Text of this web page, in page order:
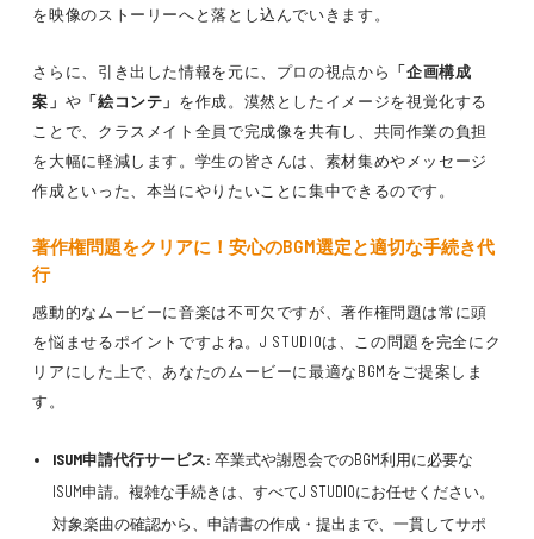
を映像のストーリーへと落とし込んでいきます。
さらに、引き出した情報を元に、プロの視点から 「企画構成
案」 や 「絵コンテ」 を作成。漠然としたイメージを視覚化する
ことで、クラスメイト全員で完成像を共有し、共同作業の負担
を大幅に軽減します。学生の皆さんは、素材集めやメッセージ
作成といった、本当にやりたいことに集中できるのです。
著作権問題をクリアに！安心のBGM選定と適切な手続き代
行
感動的なムービーに音楽は不可欠ですが、著作権問題は常に頭
を悩ませるポイントですよね。J STUDIOは、この問題を完全にク
リアにした上で、あなたのムービーに最適なBGMをご提案しま
す。
ISUM申請代行サービス: 卒業式や謝恩会でのBGM利用に必要な
ISUM申請。複雑な手続きは、すべてJ STUDIOにお任せください。
対象楽曲の確認から、申請書の作成・提出まで、一貫してサポ